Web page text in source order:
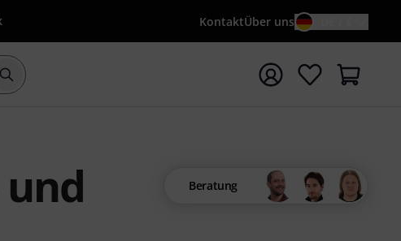
KontaktÜber uns
Suche mit Suchwort {searchTerm} starten
Beratung